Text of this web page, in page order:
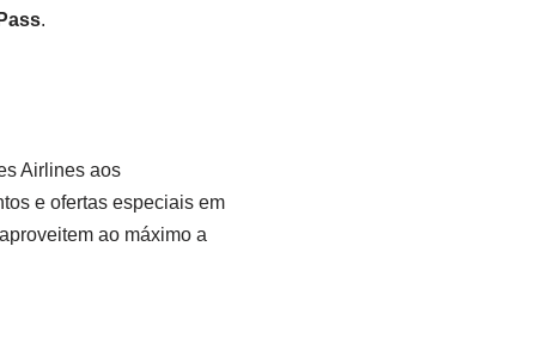
.
Airlines aos
e ofertas especiais em
ao máximo a